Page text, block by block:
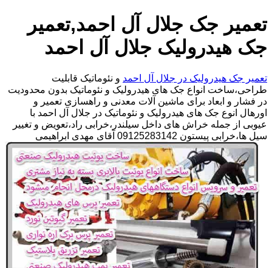
تعمیر جک جلال آل احمد,تعمیر
جک هیدرولیک جلال آل احمد
تعمیر جک هیدرولیک در جلال آل احمد و نئوماتیک قابلیت
طراحی،ساخت انواع جک های هیدرولیک و نئوماتیک بدون محدودیت
در فشار و ابعاد برای ماشین آلات معدنی و راهسازی تعمیر و
اورهال انوع جک های هیدرولیک و نئوماتیک در جلال آل احمد با
عیوبی از جمله خراش های داخل سیلندر،خرابی راد،تعویض و تغییر
سیل ها،خرابی پیستون 09125283142 آقای مهدی ابراهیمی